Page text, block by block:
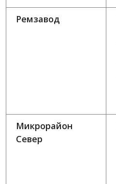
Ремзавод
Микрорайон
Север